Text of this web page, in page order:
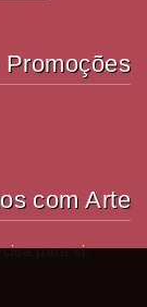
com Arte
para si,